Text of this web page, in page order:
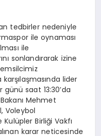
tedbirler nedeniyle
ile oynaması
ile
sonlandırarak izine
temsilcimiz
lider
saat 13:30’da
Mehmet
Voleybol
Kulüpler Birliği Vakfı
karar neticesinde